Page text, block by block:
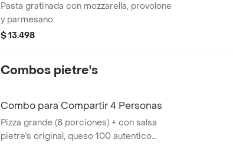
Pasta gratinada con mozzarella, provolone
y parmesano.
$ 13.498
Combos pietre's
Combo para Compartir 4 Personas
Pizza grande (8 porciones) + con salsa
pietre's original, queso 100 autentico